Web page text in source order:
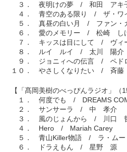
３． 夜明けの夢 / 和田 アキ
４． 青空のある限り / ザ・ワ
５． 真昼の白い月 / ファン・
６． 愛のメモリー / 松崎 し
７． キッスは目にして / ヴィ
８． ルイ ルイ / 太川 陽介
９． ジョニィへの伝言 / ペドロ
１０． やさしくなりたい / 斉
【「髙岡美樹のべっぴんラジオ」（
１． 何度でも / DREAMS
２． サンサーラ / 中 孝介
３． 風のじょんから / 川口
４． Hero / Mariah Carey
５． 青山Killer物語 / ラ・ムー
６． ドラえもん / 星野 源